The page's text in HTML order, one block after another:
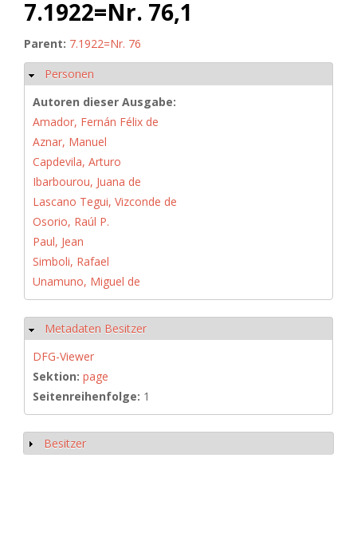
7.1922=Nr. 76,1
Parent: 7.1922=Nr. 76
Ausblenden
Personen
Autoren dieser Ausgabe:
Amador, Fernán Félix de
Aznar, Manuel
Capdevila, Arturo
Ibarbourou, Juana de
Lascano Tegui, Vizconde de
Osorio, Raúl P.
Paul, Jean
Simboli, Rafael
Unamuno, Miguel de
Ausblenden
Metadaten Besitzer
DFG-Viewer
Sektion: page
Seitenreihenfolge: 1
Anzeigen
Besitzer